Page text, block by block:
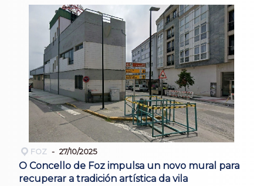
FOZ 27/10/2025
O Concello de Foz impulsa un novo mural para
recuperar a tradición artística da vila